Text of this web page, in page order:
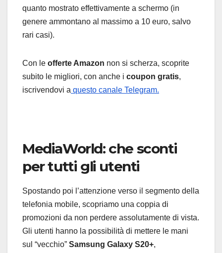
quanto mostrato effettivamente a schermo (in
genere ammontano al massimo a 10 euro, salvo
rari casi).
Con le offerte Amazon non si scherza, scoprite
subito le migliori, con anche i coupon gratis,
iscrivendovi a questo canale Telegram.
MediaWorld: che sconti
per tutti gli utenti
Spostando poi l’attenzione verso il segmento della
telefonia mobile, scopriamo una coppia di
promozioni da non perdere assolutamente di vista.
Gli utenti hanno la possibilità di mettere le mani
sul “vecchio” Samsung Galaxy S20+,